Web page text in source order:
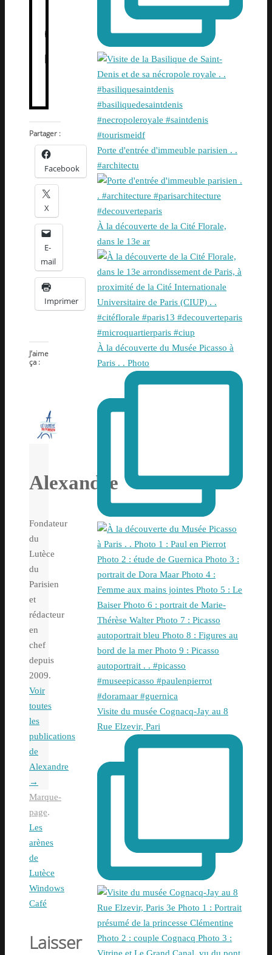
Partager :
Facebook
X
E-
mail
Imprimer
J’aime
ça :
Alexandre
Fondateur
du
Lutèce
du
Parisien
et
rédacteur
en
chef
depuis
2009.
Voir
toutes
les
publications
de
Alexandre
→
Marque-
page.
Les
arènes
de
Lutèce
Windows
Café
Laisser
Porte d'entrée d'immeuble parisien . .
#architectu
À la découverte de la Cité Florale,
dans le 13e ar
À la découverte du Musée Picasso à
Paris . . Photo
Visite du musée Cognacq-Jay au 8
Rue Elzevir, Pari